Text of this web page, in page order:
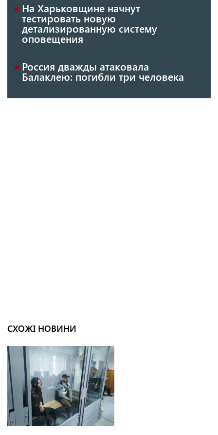
На Харьковщине начнут
тестировать новую
детализированную систему
оповещения
Россия дважды атаковала
Балаклею: погибли три человека
СХОЖІ НОВИНИ